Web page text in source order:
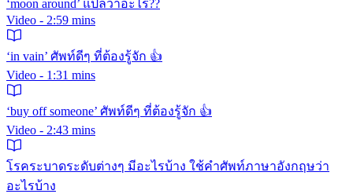
‘moon around’ แปลว่าอะไร??
Video - 2:59 mins
‘in vain’ ศัพท์ดีๆ ที่ต้องรู้จัก 👍
Video - 1:31 mins
‘buy off someone’ ศัพท์ดีๆ ที่ต้องรู้จัก 👍
Video - 2:43 mins
โรคระบาดระดับต่างๆ มีอะไรบ้าง ใช้คำศัพท์ภาษาอังกฤษว่า
อะไรบ้าง